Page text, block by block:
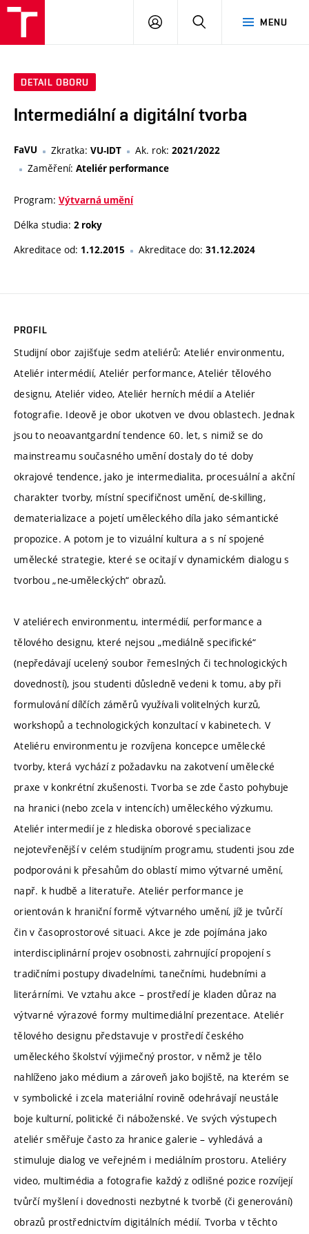
MENU
PŘIHLÁSIT
DETAIL OBORU
Intermediální a digitální tvorba
FaVU Zkratka: VU-IDT Ak. rok: 2021/2022
Zaměření: Ateliér performance
Program: Výtvarná umění
Délka studia: 2 roky
Akreditace od: 1.12.2015 Akreditace do: 31.12.2024
PROFIL
Studijní obor zajišťuje sedm ateliérů: Ateliér environmentu,
Ateliér intermédií, Ateliér performance, Ateliér tělového
designu, Ateliér video, Ateliér herních médií a Ateliér
fotografie. Ideově je obor ukotven ve dvou oblastech. Jednak
jsou to neoavantgardní tendence 60. let, s nimiž se do
mainstreamu současného umění dostaly do té doby
okrajové tendence, jako je intermedialita, procesuální a akční
charakter tvorby, místní specifičnost umění, de-skilling,
dematerializace a pojetí uměleckého díla jako sémantické
propozice. A potom je to vizuální kultura a s ní spojené
umělecké strategie, které se ocitají v dynamickém dialogu s
tvorbou „ne-uměleckých“ obrazů.
V ateliérech environmentu, intermédií, performance a
tělového designu, které nejsou „mediálně specifické“
(nepředávají ucelený soubor řemeslných či technologických
dovedností), jsou studenti důsledně vedeni k tomu, aby při
formulování dílčích záměrů využívali volitelných kurzů,
workshopů a technologických konzultací v kabinetech. V
Ateliéru environmentu je rozvíjena koncepce umělecké
tvorby, která vychází z požadavku na zakotvení umělecké
praxe v konkrétní zkušenosti. Tvorba se zde často pohybuje
na hranici (nebo zcela v intencích) uměleckého výzkumu.
Ateliér intermedií je z hlediska oborové specializace
nejotevřenější v celém studijním programu, studenti jsou zde
podporováni k přesahům do oblastí mimo výtvarné umění,
např. k hudbě a literatuře. Ateliér performance je
orientován k hraniční formě výtvarného umění, jíž je tvůrčí
čin v časoprostorové situaci. Akce je zde pojímána jako
interdisciplinární projev osobnosti, zahrnující propojení s
tradičními postupy divadelními, tanečními, hudebními a
literárními. Ve vztahu akce – prostředí je kladen důraz na
výtvarné výrazové formy multimediální prezentace. Ateliér
tělového designu představuje v prostředí českého
uměleckého školství výjimečný prostor, v němž je tělo
nahlíženo jako médium a zároveň jako bojiště, na kterém se
v symbolické i zcela materiální rovině odehrávají neustále
boje kulturní, politické či náboženské. Ve svých výstupech
ateliér směřuje často za hranice galerie – vyhledává a
stimuluje dialog ve veřejném i mediálním prostoru. Ateliéry
video, multimédia a fotografie každý z odlišné pozice rozvíjejí
tvůrčí myšlení i dovednosti nezbytné k tvorbě (či generování)
obrazů prostřednictvím digitálních médií. Tvorba v těchto